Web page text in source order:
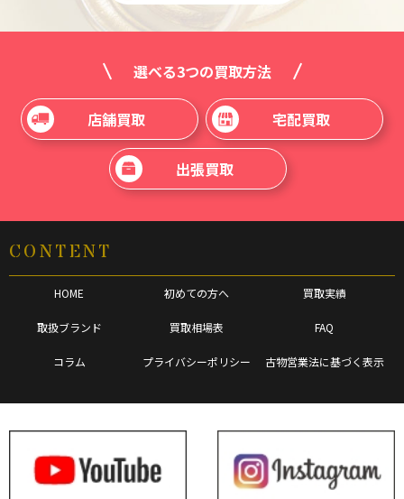
選べる3つの買取方法
店舗買取 宅配買取
出張買取
CONTENT
HOME 初めての方へ 買取実績
取扱ブランド 買取相場表 FAQ
コラム プライバシーポリシー 古物営業法に基づく表示